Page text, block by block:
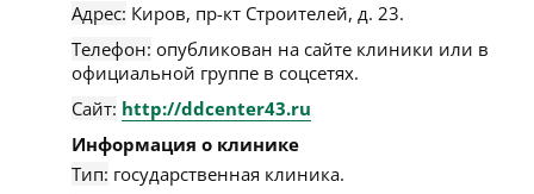
Адрес: Киров, пр-кт Строителей, д. 23.
Телефон: опубликован на сайте клиники или в
официальной группе в соцсетях.
Сайт: http://ddcenter43.ru
Информация о клинике
Тип: государственная клиника.